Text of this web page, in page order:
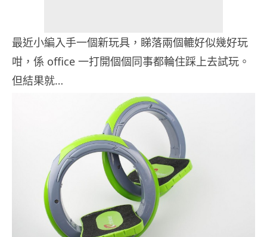
最近小編入手一個新玩具，睇落兩個轆好似幾好玩
咁，係 office 一打開個個同事都輪住踩上去試玩。
但結果就…